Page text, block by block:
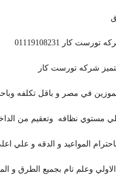
كار 01119108231
شركه تورست كار
في مصر و باقل تكلفه
مستوي نظافه وتعقيم من
المواعيد و الدقه و علي
وعلم تام بجميع الطرق و